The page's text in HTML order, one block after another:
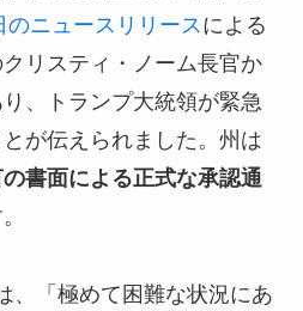
のニュースリリース による
リスティ・ノーム長官か
、トランプ大統領が緊急
が伝えられました。州は
書面による正式な承認通
、「極めて困難な状況にあ